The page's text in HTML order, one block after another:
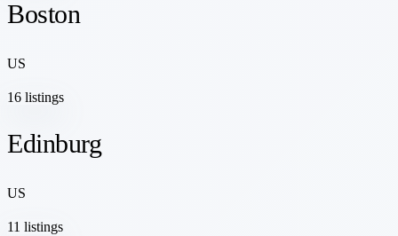
Boston
US
16 listings
Edinburg
US
11 listings